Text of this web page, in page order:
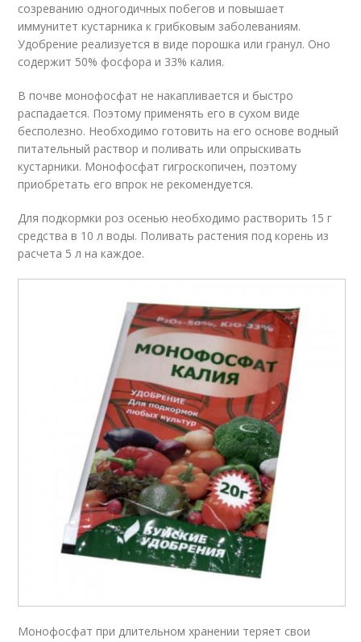
созреванию одногодичных побегов и повышает
иммунитет кустарника к грибковым заболеваниям.
Удобрение реализуется в виде порошка или гранул. Оно
содержит 50% фосфора и 33% калия.
В почве монофосфат не накапливается и быстро
распадается. Поэтому применять его в сухом виде
бесполезно. Необходимо готовить на его основе водный
питательный раствор и поливать или опрыскивать
кустарники. Монофосфат гигроскопичен, поэтому
приобретать его впрок не рекомендуется.
Для подкормки роз осенью необходимо растворить 15 г
средства в 10 л воды. Поливать растения под корень из
расчета 5 л на каждое.
Монофосфат при длительном хранении теряет свои